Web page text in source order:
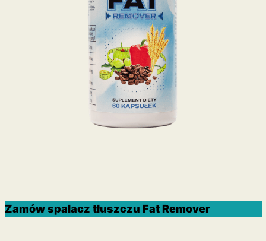
Zamów spalacz tłuszczu Fat Remover